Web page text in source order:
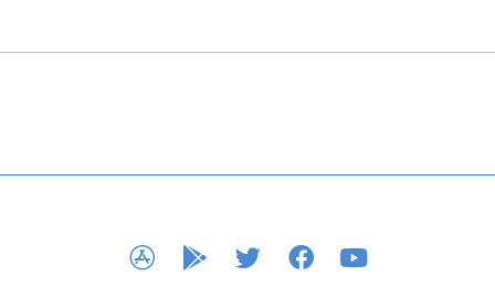
APP STOREGOOGLE PLAY
TWITTERFACEBOOK